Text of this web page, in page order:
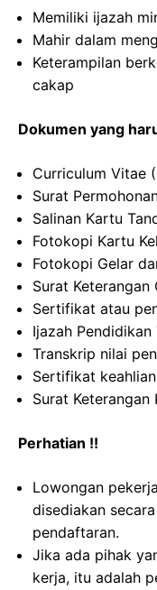
Memiliki ijazah
Mahir dalam
Keterampilan
cakap
Dokumen yang
Curriculum Vitae
Surat
Salinan Kartu
Fotokopi Kartu
Fotokopi Gelar
Surat Keterangan
Sertifikat atau
Ijazah Pendidikan
Transkrip nilai
Sertifikat
Surat Keterangan
Perhatian !!
Lowongan
disediakan
pendaftaran.
Jika ada pihak
kerja, itu adalah